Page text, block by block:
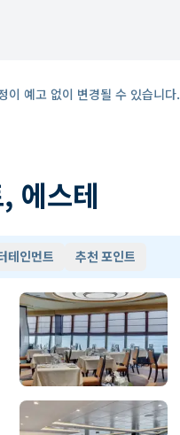
이 예고 없이 변경될 수 있습니다.
에스테
테인먼트 추천 포인트